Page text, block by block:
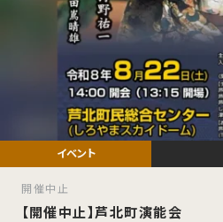
【開催中止】芦北町演能会
開催中止